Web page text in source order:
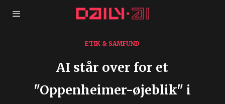
ETIK & SAMFUND
AI står over for et
"Oppenheimer-øjeblik" i